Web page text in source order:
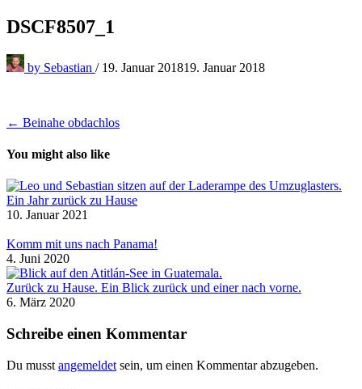
DSCF8507_1
by Sebastian / 19. Januar 201819. Januar 2018
Beitragsnavigation
← Beinahe obdachlos
You might also like
Ein Jahr zurück zu Hause
10. Januar 2021
Komm mit uns nach Panama!
4. Juni 2020
Zurück zu Hause. Ein Blick zurück und einer nach vorne.
6. März 2020
Schreibe einen Kommentar
Du musst angemeldet sein, um einen Kommentar abzugeben.